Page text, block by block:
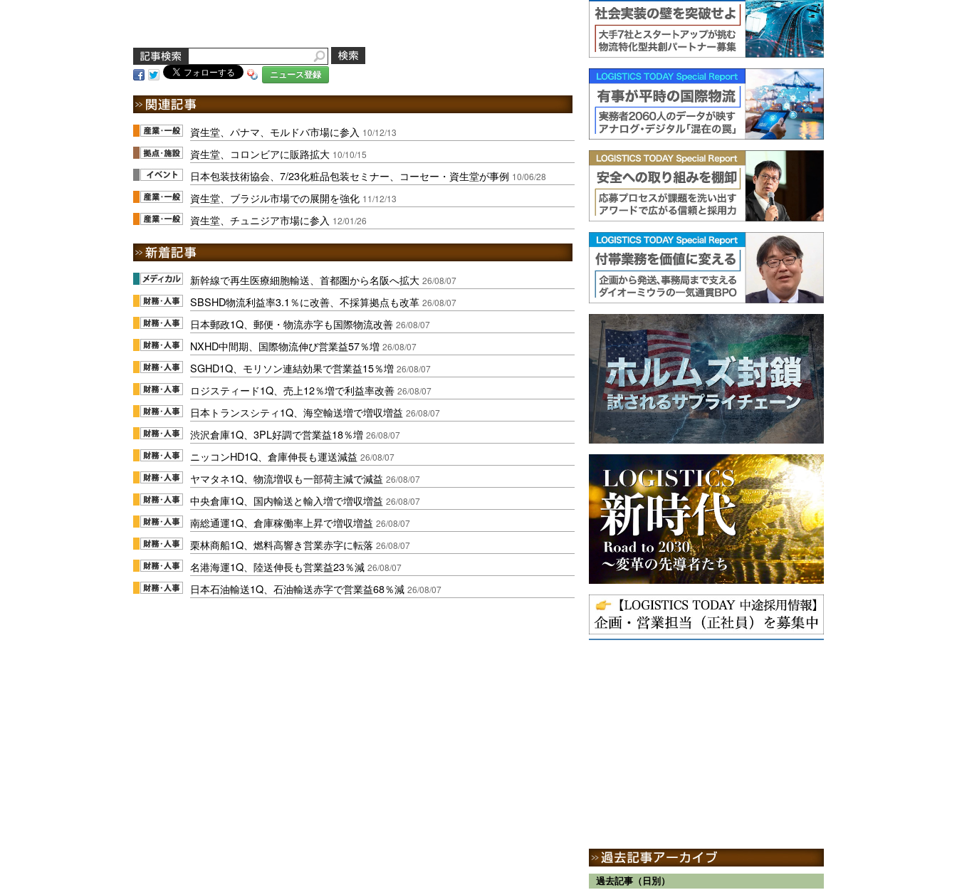
ニュース登録
資生堂、パナマ、モルドバ市場に参入 10/12/13
資生堂、コロンビアに販路拡大 10/10/15
日本包装技術協会、7/23化粧品包装セミナー、コーセー・資生堂が事例 10/06/28
資生堂、ブラジル市場での展開を強化 11/12/13
資生堂、チュニジア市場に参入 12/01/26
新幹線で再生医療細胞輸送、首都圏から名阪へ拡大 26/08/07
SBSHD物流利益率3.1％に改善、不採算拠点も改革 26/08/07
日本郵政1Q、郵便・物流赤字も国際物流改善 26/08/07
NXHD中間期、国際物流伸び営業益57％増 26/08/07
SGHD1Q、モリソン連結効果で営業益15％増 26/08/07
ロジスティード1Q、売上12％増で利益率改善 26/08/07
日本トランスシティ1Q、海空輸送増で増収増益 26/08/07
渋沢倉庫1Q、3PL好調で営業益18％増 26/08/07
ニッコンHD1Q、倉庫伸長も運送減益 26/08/07
ヤマタネ1Q、物流増収も一部荷主減で減益 26/08/07
中央倉庫1Q、国内輸送と輸入増で増収増益 26/08/07
南総通運1Q、倉庫稼働率上昇で増収増益 26/08/07
栗林商船1Q、燃料高響き営業赤字に転落 26/08/07
名港海運1Q、陸送伸長も営業益23％減 26/08/07
日本石油輸送1Q、石油輸送赤字で営業益68％減 26/08/07
過去記事（日別）